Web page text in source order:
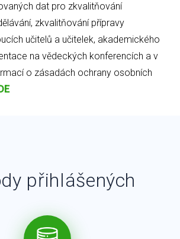
dat pro zkvalitňování
zkvalitňování přípravy
učitelů a učitelek, akademického
na vědeckých konferencích a v
o zásadách ochrany osobních
přihlášených